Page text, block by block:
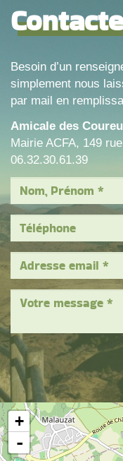
Besoin d’un
simplement nous
par mail en
Amicale des
Mairie ACFA, 149
06.32.30.61.39
+
-